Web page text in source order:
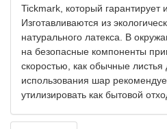
Tickmark, который гарантирует
Изготавливаются из
натурального латекса. В
на безопасные компоненты
скоростью, как обычные
использования шар
утилизировать как бытовой